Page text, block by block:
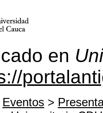
en
Eventos >